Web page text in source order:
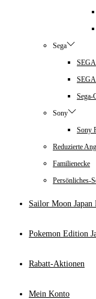
Sega
Sega-
Sony
Sony
Reduzierte
Familienecke
Persönliches-
Sailor Moon Japan
Pokemon Edition
Rabatt-Aktionen
Mein Konto